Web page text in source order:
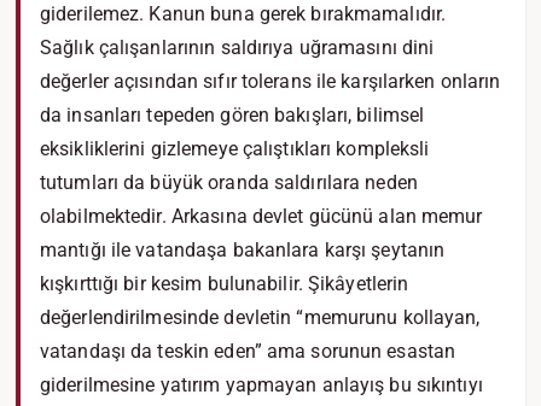
giderilemez. Kanun buna gerek bırakmamalıdır.
Sağlık çalışanlarının saldırıya uğramasını dini
değerler açısından sıfır tolerans ile karşılarken onların
da insanları tepeden gören bakışları, bilimsel
eksikliklerini gizlemeye çalıştıkları kompleksli
tutumları da büyük oranda saldırılara neden
olabilmektedir. Arkasına devlet gücünü alan memur
mantığı ile vatandaşa bakanlara karşı şeytanın
kışkırttığı bir kesim bulunabilir. Şikâyetlerin
değerlendirilmesinde devletin “memurunu kollayan,
vatandaşı da teskin eden” ama sorunun esastan
giderilmesine yatırım yapmayan anlayış bu sıkıntıyı